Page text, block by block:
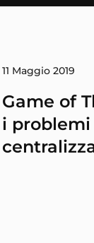
11 Maggio 2019
Game of
i